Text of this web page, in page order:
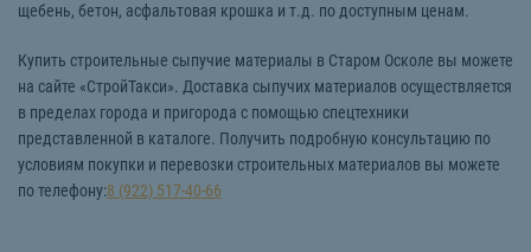
щебень, бетон, асфальтовая крошка и т.д. по доступным ценам.
Купить строительные сыпучие материалы в Старом Осколе вы можете
на сайте «СтройТакси». Доставка сыпучих материалов осуществляется
в пределах города и пригорода с помощью спецтехники
представленной в каталоге. Получить подробную консультацию по
условиям покупки и перевозки строительных материалов вы можете
по телефону:8 (922) 517-40-66